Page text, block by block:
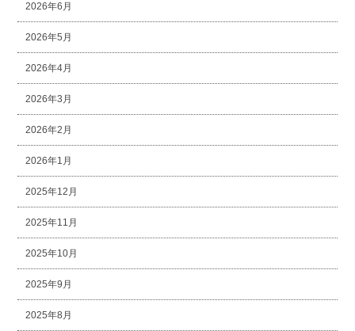
2026年6月
2026年5月
2026年4月
2026年3月
2026年2月
2026年1月
2025年12月
2025年11月
2025年10月
2025年9月
2025年8月